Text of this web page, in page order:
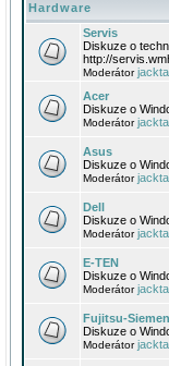
Hardware
Servis
Diskuze o
http://
Moderátor
Acer
Diskuze o
Moderátor
Asus
Diskuze o
Moderátor
Dell
Diskuze o
Moderátor
E-TEN
Diskuze o
Moderátor
Fujitsu-
Diskuze o
Moderátor